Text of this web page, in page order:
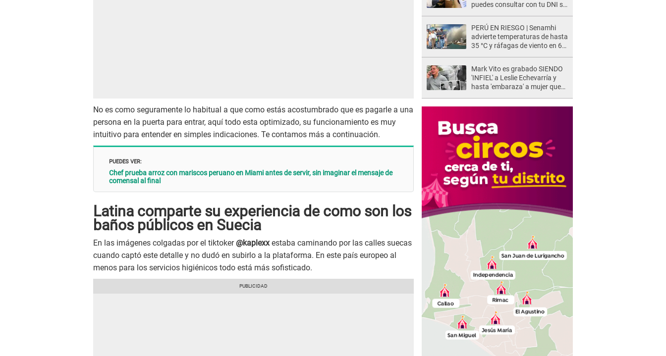
No es como seguramente lo habitual a que como estás acostumbrado que es pagarle a una
persona en la puerta para entrar, aquí todo esta optimizado, su funcionamiento es muy
intuitivo para entender en simples indicaciones. Te contamos más a continuación.
PUEDES VER:
Chef prueba arroz con mariscos peruano en Miami antes de servir, sin imaginar el mensaje de
comensal al final
Latina comparte su experiencia de como son los
baños públicos en Suecia
En las imágenes colgadas por el tiktoker@kaplexxestaba caminando por las calles suecas
cuando captó este detalle y no dudó en subirlo a la plataforma. En este país europeo al
menos para los servicios higiénicos todo está más sofisticado.
puedes consultar con tu DNI si
PERÚ EN RIESGO | Senamhi
advierte temperaturas de hasta
35 °C y ráfagas de viento en 6
Mark Vito es grabado SIENDO
'INFIEL' a Leslie Echevarría y
hasta 'embaraza' a mujer que